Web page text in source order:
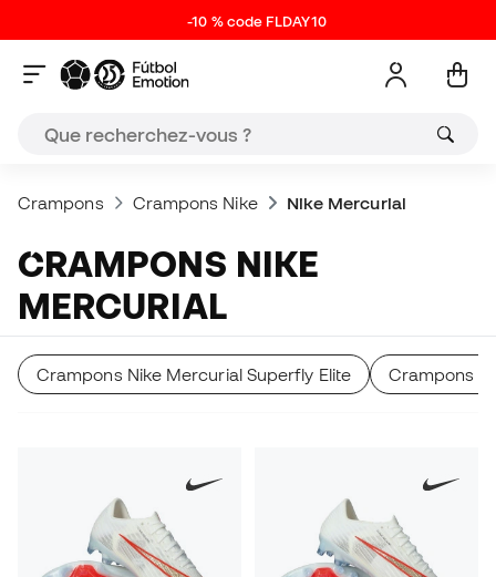
-10 % code FLDAY10
Crampons Crampons Nike Nike Mercurial
CRAMPONS NIKE
MERCURIAL
Crampons Nike Mercurial Superfly Elite Crampons